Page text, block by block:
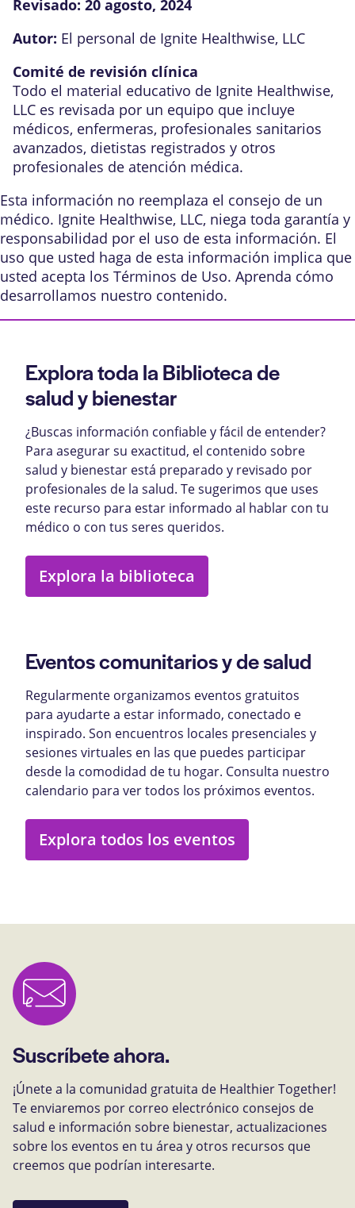
Revisado: 20 agosto, 2024
Autor: El personal de Ignite Healthwise, LLC
Comité de revisión clínica
Todo el material educativo de Ignite Healthwise,
LLC es revisada por un equipo que incluye
médicos, enfermeras, profesionales sanitarios
avanzados, dietistas registrados y otros
profesionales de atención médica.
Esta información no reemplaza el consejo de un
médico. Ignite Healthwise, LLC, niega toda garantía y
responsabilidad por el uso de esta información. El
uso que usted haga de esta información implica que
usted acepta los Términos de Uso. Aprenda cómo
desarrollamos nuestro contenido.
Explora toda la Biblioteca de
salud y bienestar
¿Buscas información confiable y fácil de entender?
Para asegurar su exactitud, el contenido sobre
salud y bienestar está preparado y revisado por
profesionales de la salud. Te sugerimos que uses
este recurso para estar informado al hablar con tu
médico o con tus seres queridos.
Explora la biblioteca
Eventos comunitarios y de salud
Regularmente organizamos eventos gratuitos
para ayudarte a estar informado, conectado e
inspirado. Son encuentros locales presenciales y
sesiones virtuales en las que puedes participar
desde la comodidad de tu hogar. Consulta nuestro
calendario para ver todos los próximos eventos.
Explora todos los eventos
Suscríbete ahora.
¡Únete a la comunidad gratuita de Healthier Together!
Te enviaremos por correo electrónico consejos de
salud e información sobre bienestar, actualizaciones
sobre los eventos en tu área y otros recursos que
creemos que podrían interesarte.